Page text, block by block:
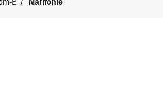
B Marifonie